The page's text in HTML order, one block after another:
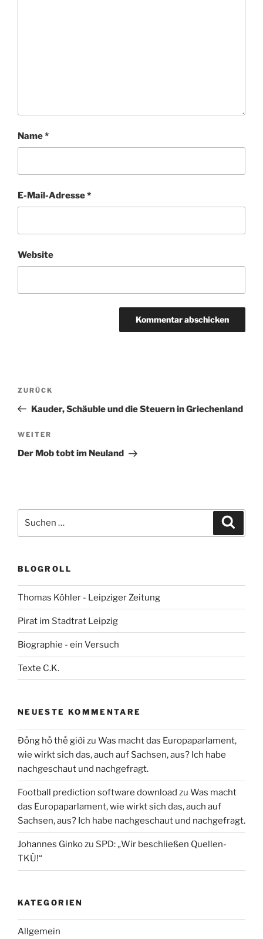
Name*
E-Mail-Adresse*
Website
Beitragsnavigation
Vorheriger
Beitrag
ZURÜCK
Kauder, Schäuble und die Steuern in Griechenland
Nächster
Beitrag
WEITER
Der Mob tobt im Neuland
nach:
BLOGROLL
Thomas Köhler - Leipziger Zeitung
Pirat im Stadtrat Leipzig
Biographie - ein Versuch
Texte C.K.
NEUESTE KOMMENTARE
Đồng hồ thế giới zu Was macht das Europaparlament,
wie wirkt sich das, auch auf Sachsen, aus? Ich habe
nachgeschaut und nachgefragt.
Football prediction software download zu Was macht
das Europaparlament, wie wirkt sich das, auch auf
Sachsen, aus? Ich habe nachgeschaut und nachgefragt.
Johannes Ginkozu SPD: „Wir beschließen Quellen-
TKÜ!“
KATEGORIEN
Allgemein